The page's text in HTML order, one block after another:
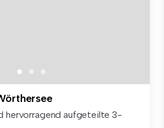
hervorragend aufgeteilte 3-